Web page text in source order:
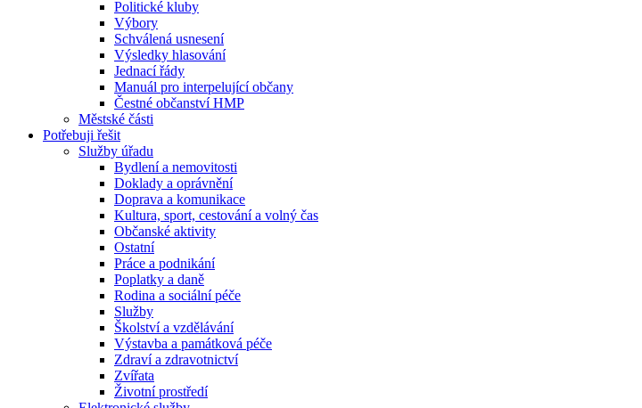
Politické kluby
Výbory
Schválená usnesení
Výsledky hlasování
Jednací řády
Manuál pro interpelující občany
Čestné občanství HMP
Městské části
Potřebuji řešit
Služby úřadu
Bydlení a nemovitosti
Doklady a oprávnění
Doprava a komunikace
Kultura, sport, cestování a volný čas
Občanské aktivity
Ostatní
Práce a podnikání
Poplatky a daně
Rodina a sociální péče
Služby
Školství a vzdělávání
Výstavba a památková péče
Zdraví a zdravotnictví
Zvířata
Životní prostředí